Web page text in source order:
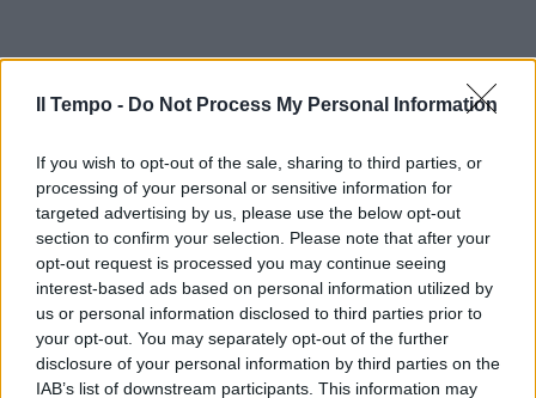
Il Tempo - Do Not Process My Personal Information
If you wish to opt-out of the sale, sharing to third parties, or
processing of your personal or sensitive information for
targeted advertising by us, please use the below opt-out
section to confirm your selection. Please note that after your
opt-out request is processed you may continue seeing
interest-based ads based on personal information utilized by
us or personal information disclosed to third parties prior to
your opt-out. You may separately opt-out of the further
disclosure of your personal information by third parties on the
IAB’s list of downstream participants. This information may